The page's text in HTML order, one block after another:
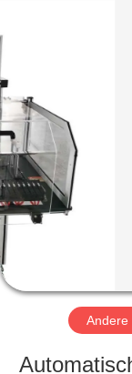
HAUS
PRODUKTE
ÜBER
UNS
TRETEN
Ltd.
Andere